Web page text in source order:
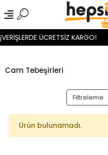
ÜCRETSİZ KARGO!
Cam Tebeşirleri
Filtreleme
Ürün bulunamadı.